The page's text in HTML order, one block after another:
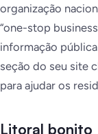
organização
“one-stop
informação
seção do seu site
para ajudar os
Litoral bonito